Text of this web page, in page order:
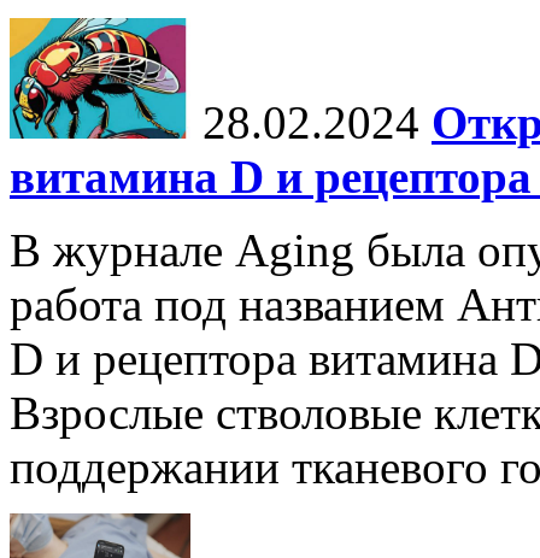
28.02.2024
витамина D и
В журнале Aging была
работа под названием
D и рецептора витамина
Взрослые стволовые
поддержании тканевого